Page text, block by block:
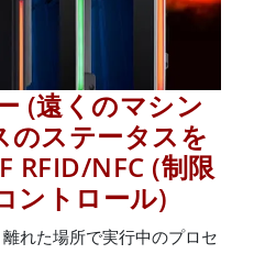
(遠くのマシン
のステータスを
RFID/NFC (制限
ントロール)
れた場所で実行中のプロセ